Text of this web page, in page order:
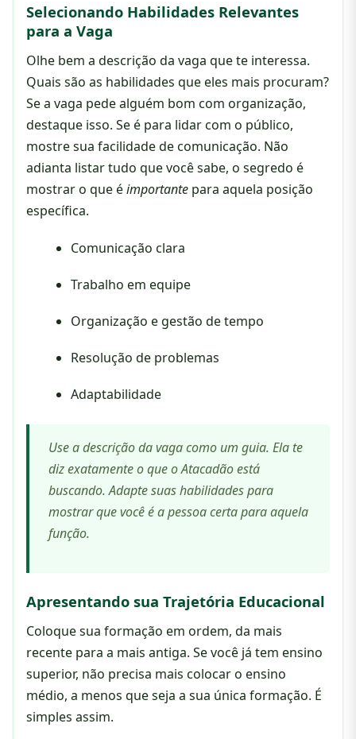
Selecionando Habilidades Relevantes
para a Vaga
Olhe bem a descrição da vaga que te interessa.
Quais são as habilidades que eles mais procuram?
Se a vaga pede alguém bom com organização,
destaque isso. Se é para lidar com o público,
mostre sua facilidade de comunicação. Não
adianta listar tudo que você sabe, o segredo é
mostrar o que éimportante para aquela posição
específica.
Comunicação clara
Trabalho em equipe
Organização e gestão de tempo
Resolução de problemas
Adaptabilidade
Use a descrição da vaga como um guia. Ela te
diz exatamente o que o Atacadão está
buscando. Adapte suas habilidades para
mostrar que você é a pessoa certa para aquela
função.
Apresentando sua Trajetória Educacional
Coloque sua formação em ordem, da mais
recente para a mais antiga. Se você já tem ensino
superior, não precisa mais colocar o ensino
médio, a menos que seja a sua única formação. É
simples assim.